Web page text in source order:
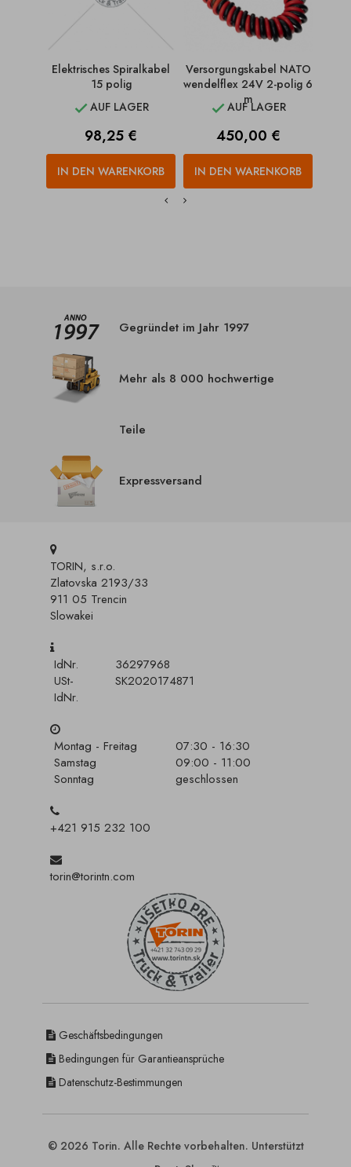
Elektrisches Spiralkabel
15 polig
AUF LAGER
Preis
98,25 €
IN DEN WARENKORB
Versorgungskabel NATO
wendelflex 24V 2-polig 6
m
AUF LAGER
Preis
450,00 €
IN DEN WARENKORB
Gegründet im Jahr 1997
Mehr als 8 000 hochwertige
Teile
Expressversand
TORIN, s.r.o.
Zlatovska 2193/33
911 05 Trencin
Slowakei
IdNr.
36297968
USt-
IdNr.
SK2020174871
Montag - Freitag
07:30 - 16:30
Samstag
09:00 - 11:00
Sonntag
geschlossen
+421 915 232 100
torin@torintn.com
Geschäftsbedingungen
Bedingungen für Garantieansprüche
Datenschutz-Bestimmungen
© 2026 Torin. Alle Rechte vorbehalten. Unterstützt